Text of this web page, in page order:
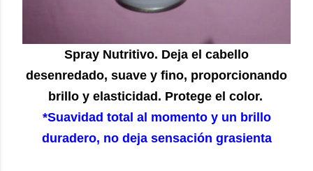
Spray Nutritivo. Deja el cabello
desenredado, suave y fino, proporcionando
brillo y elasticidad. Protege el color.
*Suavidad total al momento y un brillo
duradero, no deja sensación grasienta